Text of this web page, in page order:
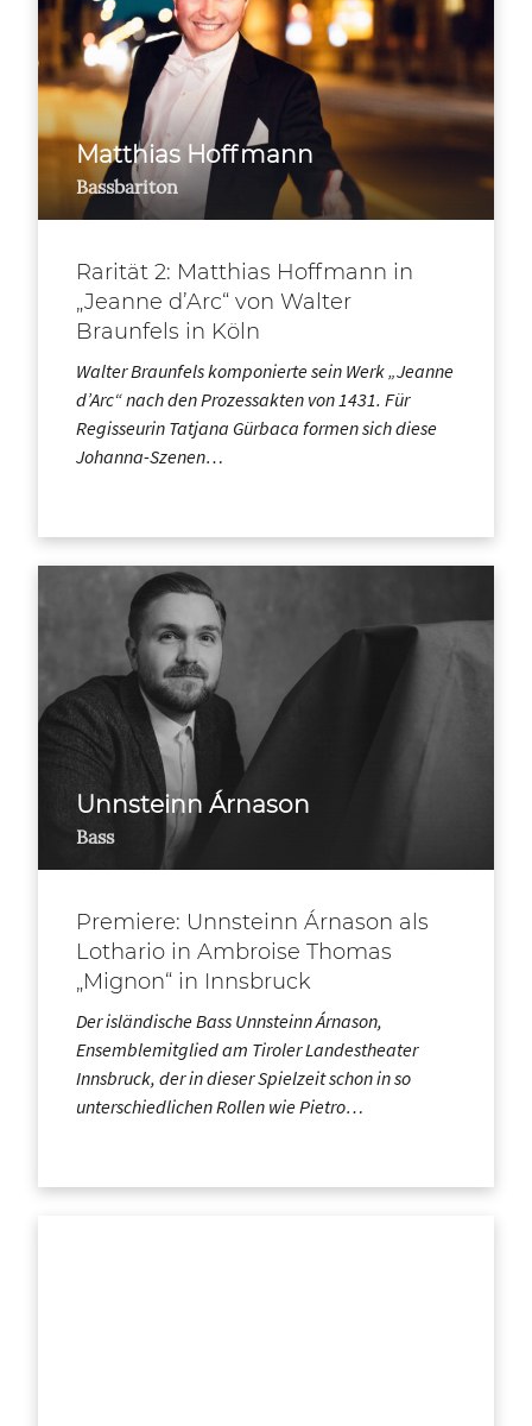
Matthias Hoffmann
Bassbariton
Rarität 2: Matthias Hoffmann in
„Jeanne d’Arc“ von Walter
Braunfels in Köln
Walter Braunfels komponierte sein Werk „Jeanne
d’Arc“ nach den Prozessakten von 1431. Für
Regisseurin Tatjana Gürbaca formen sich diese
Johanna-Szenen…
Unnsteinn Árnason
Bass
Premiere: Unnsteinn Árnason als
Lothario in Ambroise Thomas
„Mignon“ in Innsbruck
Der isländische Bass Unnsteinn Árnason,
Ensemblemitglied am Tiroler Landestheater
Innsbruck, der in dieser Spielzeit schon in so
unterschiedlichen Rollen wie Pietro…